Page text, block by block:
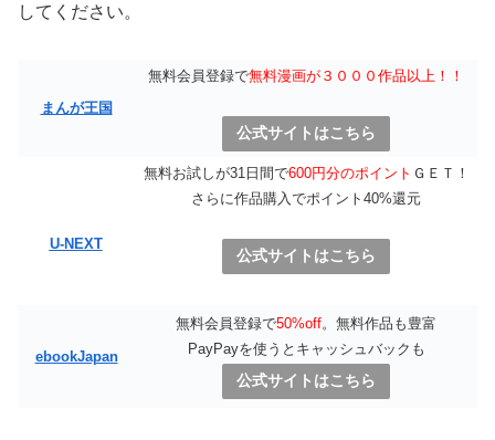
してください。
まんが王国
無料会員登録で無料漫画が３０００作品以上！！
公式サイトはこちら
U-NEXT
無料お試しが31日間で600円分のポイント ＧＥＴ！
さらに作品購入でポイント40%還元
公式サイトはこちら
ebookJapan
無料会員登録で50%off。無料作品も豊富
PayPayを使うとキャッシュバックも
公式サイトはこちら